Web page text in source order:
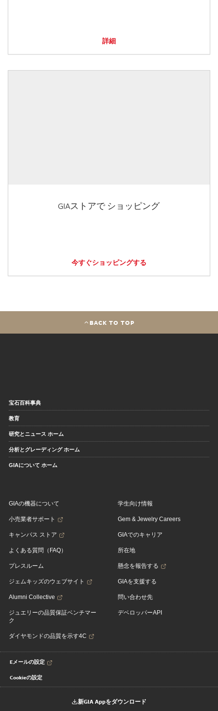
詳細
GIAストアで ショッピング
今すぐショッピングする
BACK TO TOP
宝石百科事典
教育
研究とニュース ホーム
分析とグレーディング ホーム
GIAについて ホーム
GIAの機器について
小売業者サポート
キャンパス ストア
よくある質問（FAQ）
プレスルーム
ジェムキッズのウェブサイト
Alumni Collective
ジュエリーの品質保証ベンチマー
ク
ダイヤモンドの品質を示す4C
学生向け情報
Gem & Jewelry Careers
GIAでのキャリア
所在地
懸念を報告する
GIAを支援する
問い合わせ先
デベロッパーAPI
Eメールの設定
Cookieの設定
新GIA Appをダウンロード